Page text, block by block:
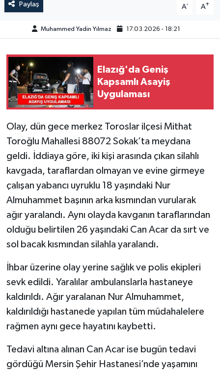
Paylaş A- A+
Muhammed Yadin Yılmaz 17.03.2026 - 18:21
Elazığ'da Geniş
Kapsamlı Asayiş
Uygulaması
Olay, dün gece merkez Toroslar ilçesi Mithat
Toroğlu Mahallesi 88072 Sokak’ta meydana
geldi. İddiaya göre, iki kişi arasında çıkan silahlı
kavgada, taraflardan olmayan ve evine girmeye
çalışan yabancı uyruklu 18 yaşındaki Nur
Almuhammet başının arka kısmından vurularak
ağır yaralandı. Aynı olayda kavganın taraflarından
olduğu belirtilen 26 yaşındaki Can Acar da sırt ve
sol bacak kısmından silahla yaralandı.
İhbar üzerine olay yerine sağlık ve polis ekipleri
sevk edildi. Yaralılar ambulanslarla hastaneye
kaldırıldı. Ağır yaralanan Nur Almuhammet,
kaldırıldığı hastanede yapılan tüm müdahalelere
rağmen aynı gece hayatını kaybetti.
Tedavi altına alınan Can Acar ise bugün tedavi
gördüğü Mersin Şehir Hastanesi’nde yaşamını
MEDYA
ÖZEL HABER
POLİTİKA
SAĞLIK
SİYASET
SPOR
TEKNOLOJİ
YAŞAM